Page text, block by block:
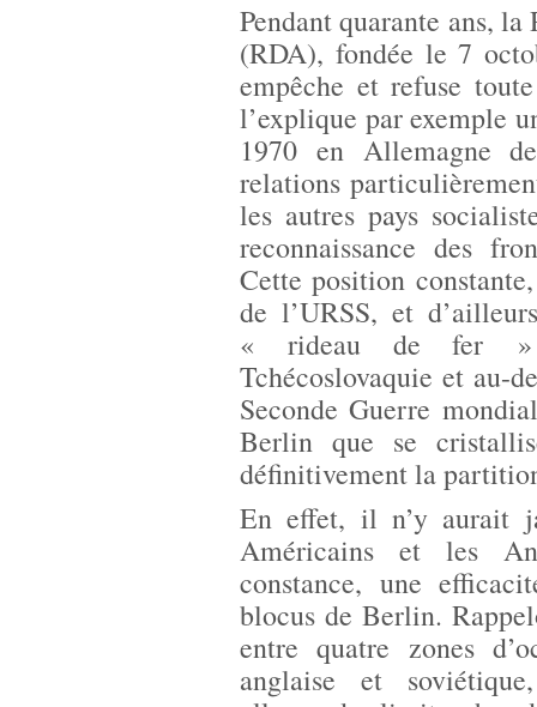
Pendant quarante ans,
(RDA), fondée le 7
empêche et refuse
l’explique par exemple
1970 en Allemagne
relations
les autres pays
reconnaissance des
Cette position
de l’URSS, et
« rideau de fer »
Tchécoslovaquie et au-
Seconde Guerre
Berlin que se
définitivement la
En effet, il n’y aurait
Américains et les
constance, une
blocus de Berlin.
entre quatre zones
anglaise et